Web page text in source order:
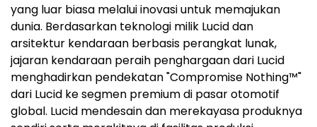
yang luar biasa melalui inovasi untuk memajukan
dunia. Berdasarkan teknologi milik Lucid dan
arsitektur kendaraan berbasis perangkat lunak,
jajaran kendaraan peraih penghargaan dari Lucid
menghadirkan pendekatan "Compromise Nothing™"
dari Lucid ke segmen premium di pasar otomotif
global. Lucid mendesain dan merekayasa produknya